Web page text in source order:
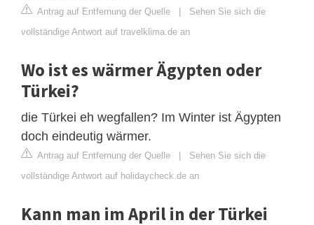
Antrag auf Entfernung der Quelle | Sehen Sie sich die
vollständige Antwort auf travelklima.de an
Wo ist es wärmer Ägypten oder
Türkei?
die Türkei eh wegfallen? Im Winter ist Ägypten
doch eindeutig wärmer.
Antrag auf Entfernung der Quelle | Sehen Sie sich die
vollständige Antwort auf holidaycheck.de an
Kann man im April in der Türkei